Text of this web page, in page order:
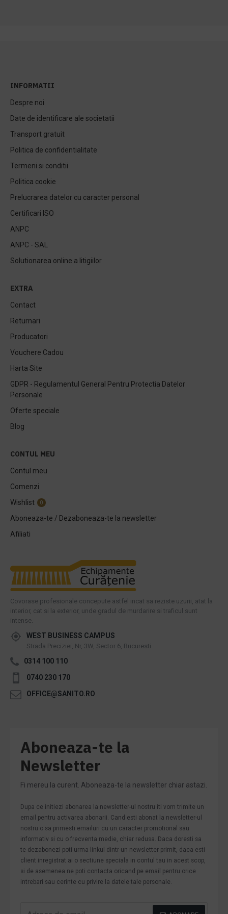
INFORMATII
Despre noi
Date de identificare ale societatii
Transport gratuit
Politica de confidentialitate
Termeni si conditii
Politica cookie
Prelucrarea datelor cu caracter personal
Certificari ISO
ANPC
ANPC - SAL
Solutionarea online a litigiilor
EXTRA
Contact
Returnari
Producatori
Vouchere Cadou
Harta Site
GDPR - Regulamentul General Pentru Protectia Datelor
Personale
Oferte speciale
Blog
CONTUL MEU
Contul meu
Comenzi
Wishlist
0
Aboneaza-te / Dezaboneaza-te la newsletter
Afiliati
Covorase profesionale concepute astfel incat sa reziste uzurii, atat la
interior, cat si la exterior, unde gradul de murdarire si traficul sunt
intense.
WEST BUSINESS CAMPUS
Strada Preciziei, Nr, 3W, Sector 6, Bucuresti
0314 100 110
0740 230 170
OFFICE@SANITO.RO
Aboneaza-te la
Newsletter
Fi mereu la curent. Aboneaza-te la newsletter chiar astazi.
Dupa ce initiezi abonarea la newsletter-ul nostru iti vom trimite un
email pentru activarea abonarii. Cand esti abonat la newsletter-ul
nostru o sa primesti emailuri cu un caracter promotional sau
informativ si cu o frecventa medie, chiar redusa. Daca doresti sa
te dezabonezi poti urma linkul dintr-un newsletter primit, daca esti
client inregistrat ai o sectiune speciala in contul tau in acest scop,
si de asemenea ne poti contacta oricand pe email pentru orice
intrebari sau cerinte cu privire la datele tale personale.